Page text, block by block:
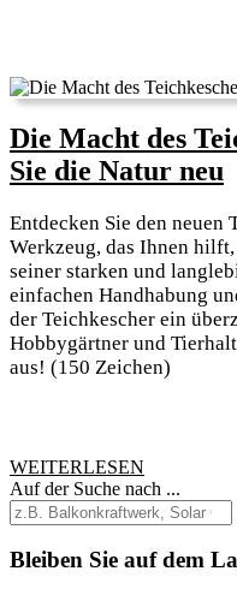
Die Macht des
Sie die Natur neu
Entdecken Sie den neuen
Werkzeug, das Ihnen
seiner starken und
einfachen Handhabung
der Teichkescher ein
Hobbygärtner und
aus! (150 Zeichen)
WEITERLESEN
Auf der Suche nach ...
Bleiben Sie auf dem